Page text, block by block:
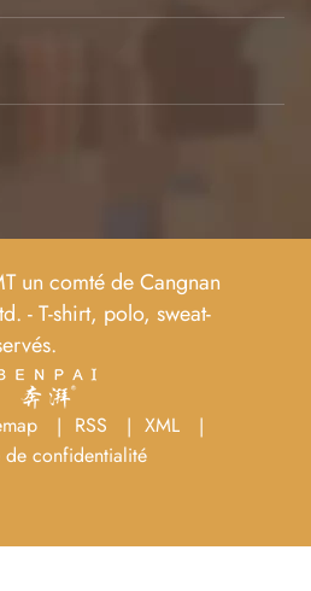
un comté de Cangnan
- T-shirt, polo, sweat-
RSS
XML
confidentialité